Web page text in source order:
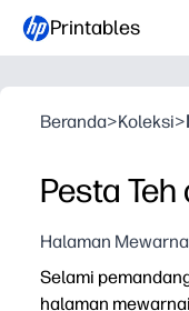
Printables
Beranda>Koleksi>
Pesta Teh
Halaman
Selami
halaman